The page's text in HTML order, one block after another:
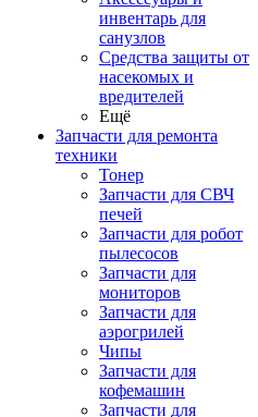
инвентарь для
санузлов
Средства защиты от
насекомых и
вредителей
Ещё
Запчасти для ремонта
техники
Тонер
Запчасти для СВЧ
печей
Запчасти для робот
пылесосов
Запчасти для
мониторов
Запчасти для
аэрогрилей
Чипы
Запчасти для
кофемашин
Запчасти для